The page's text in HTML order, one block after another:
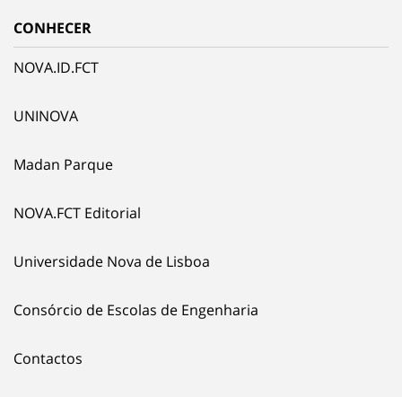
CONHECER
NOVA.ID.FCT
UNINOVA
Madan Parque
NOVA.FCT Editorial
Universidade Nova de Lisboa
Consórcio de Escolas de Engenharia
Contactos